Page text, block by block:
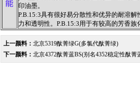
能
印油墨。
P.B.15:3具有很好易分散性和优异的耐溶
力和透明性。P.B.15:3用于有较高的芳香族
上一颜料： 北京5319酞菁绿G(多氯代酞菁绿)
下一颜料： 北京4372酞菁蓝BS(别名4352稳定性酞菁